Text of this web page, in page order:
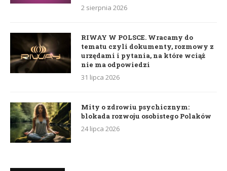
2 sierpnia 2026
RIWAY W POLSCE. Wracamy do
tematu czyli dokumenty, rozmowy z
urzędami i pytania, na które wciąż
nie ma odpowiedzi
31 lipca 2026
Mity o zdrowiu psychicznym:
blokada rozwoju osobistego Polaków
24 lipca 2026